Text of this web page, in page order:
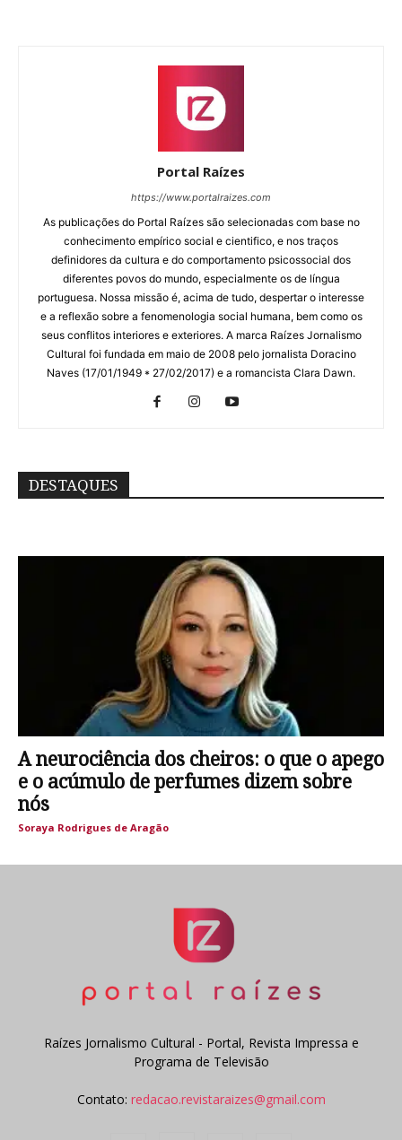
Portal Raízes
https://www.portalraizes.com
As publicações do Portal Raízes são selecionadas com base no
conhecimento empírico social e cientifico, e nos traços
definidores da cultura e do comportamento psicossocial dos
diferentes povos do mundo, especialmente os de língua
portuguesa. Nossa missão é, acima de tudo, despertar o interesse
e a reflexão sobre a fenomenologia social humana, bem como os
seus conflitos interiores e exteriores. A marca Raízes Jornalismo
Cultural foi fundada em maio de 2008 pelo jornalista Doracino
Naves (17/01/1949 * 27/02/2017) e a romancista Clara Dawn.
DESTAQUES
A neurociência dos cheiros: o que o apego
e o acúmulo de perfumes dizem sobre
nós
Soraya Rodrigues de Aragão
Raízes Jornalismo Cultural - Portal, Revista Impressa e
Programa de Televisão
Contato: redacao.revistaraizes@gmail.com